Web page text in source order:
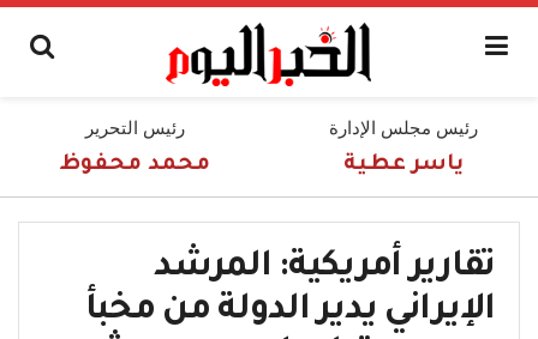
رئيس مجلس الإدارة
ياسر عطية
رئيس التحرير
محمد محفوظ
تقارير أمريكية: المرشد
الإيراني يدير الدولة من مخبأ